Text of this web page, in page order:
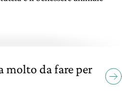
molto da fare per